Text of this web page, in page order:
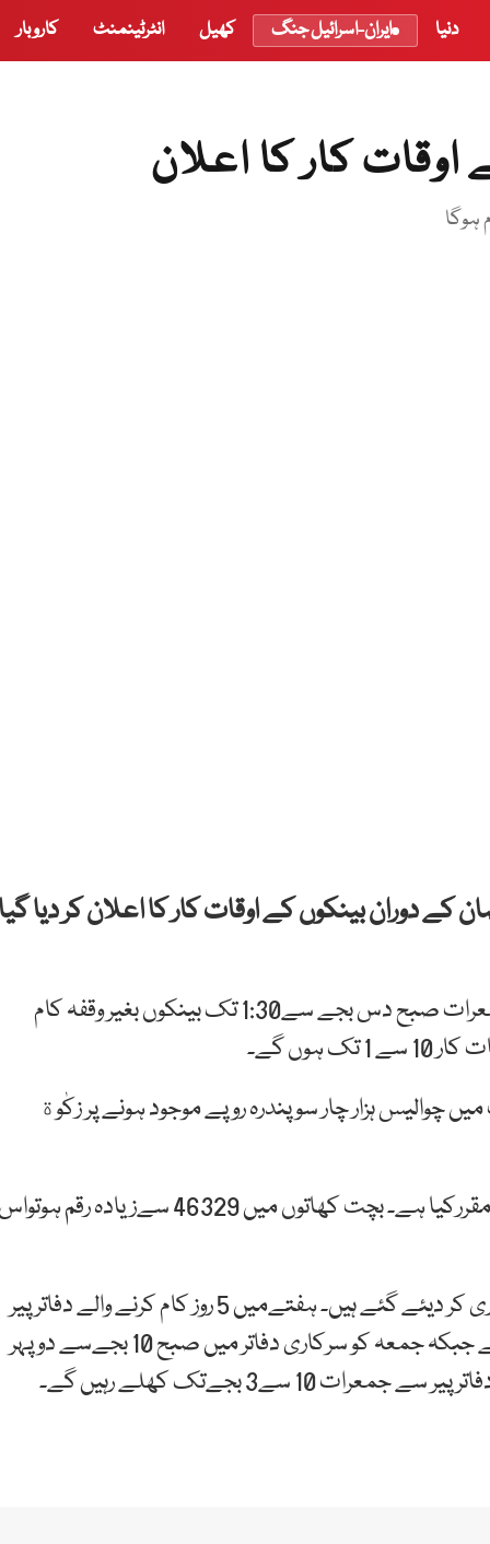
دنیا ایران-اسرائیل جنگ کھیل انٹرٹینمنٹ کاروبار
کار کا اعلان
دوران بینکوں کے اوقات کار کا اعلان کر دیا
تفصیلات کے مطابق رمضان المبارک کے دوران پیرتاجمعرات صبح دس بجے سے1:30 تک بینکوں بغیر وقفہ کام
گے۔
ہزار چار سو پندرہ روپے موجود ہونے پر زکٰوة
اسٹیٹ بینک نے اس سال زکوٰۃ کا نصاب 46329 روپے مقررکیا ہے۔ بچت کھاتوں میں 46329 سےزیادہ رقم
ماہ رمضان میں سرکاری دفاتر کے لیے بھی اوقات کار جاری کر دیئے گئے ہیں۔ ہفتےمیں 5 روز کام کرنے والے دفاتر پیر
سے جمعرات صبح 10 سےشام 4 بجےتک کھلے رہیں گے جبکہ جمعہ کو سرکاری دفاتر میں صبح 10 بجےسے دوپہر